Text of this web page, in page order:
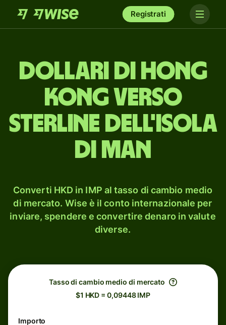
Registrati
dollari di Hong
Kong verso
sterline dell'Isola
di Man
Converti HKD in IMP al tasso di cambio medio
di mercato. Wise è il conto internazionale per
inviare, spendere e convertire denaro in valute
diverse.
Tasso di cambio medio di mercato
$1 HKD = 0,09448 IMP
Importo